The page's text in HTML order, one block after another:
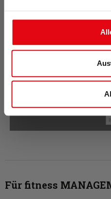
bitte
Diesen Artikel
folgendermaßen
Barz, A. (2025). Potenziale
international, 1 (177), 92-95.
Für fitness